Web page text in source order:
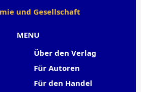
MENU
Über den Verlag
Für Autoren
Für den Handel
und Gesellschaft